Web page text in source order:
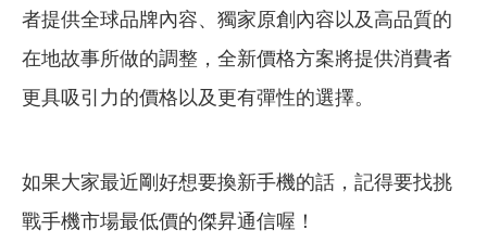
者提供全球品牌內容、獨家原創內容以及高品質的
在地故事所做的調整，全新價格方案將提供消費者
更具吸引力的價格以及更有彈性的選擇。
如果大家最近剛好想要換新手機的話，記得要找挑
戰手機市場最低價的傑昇通信喔！